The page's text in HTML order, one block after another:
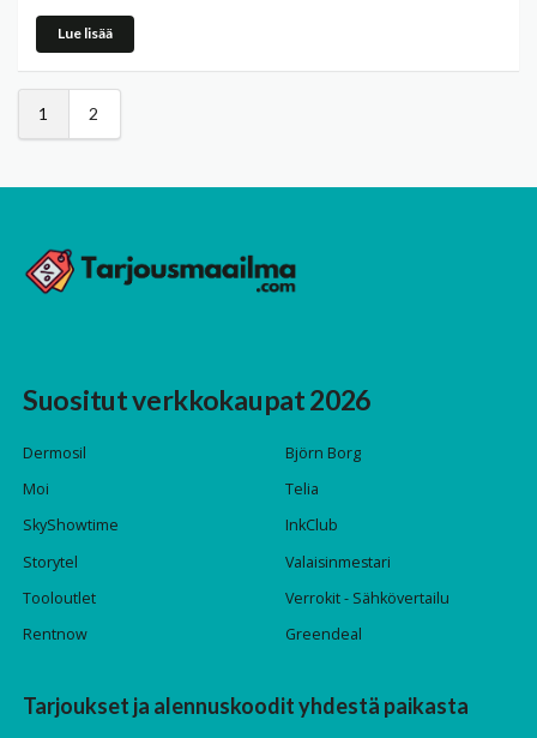
Lue lisää
1 2
Suositut verkkokaupat 2026
Dermosil
Björn Borg
Moi
Telia
SkyShowtime
InkClub
Storytel
Valaisinmestari
Tooloutlet
Verrokit - Sähkövertailu
Rentnow
Greendeal
Tarjoukset ja alennuskoodit yhdestä paikasta